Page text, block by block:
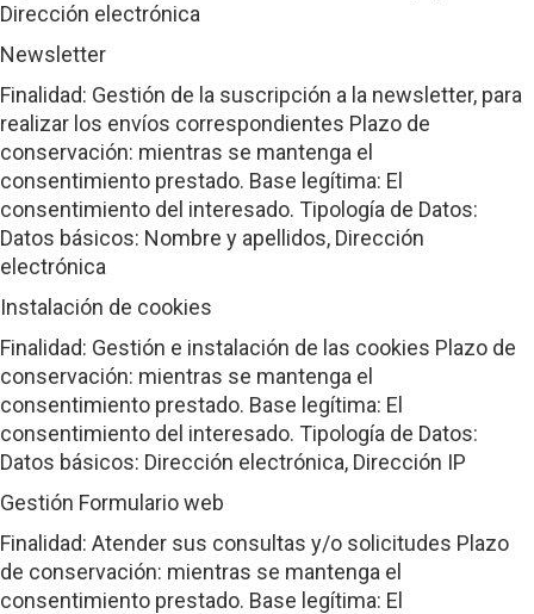
Dirección electrónica
Newsletter
Finalidad: Gestión de la suscripción a la newsletter, para
realizar los envíos correspondientes Plazo de
conservación: mientras se mantenga el
consentimiento prestado. Base legítima: El
consentimiento del interesado. Tipología de Datos:
Datos básicos: Nombre y apellidos, Dirección
electrónica
Instalación de cookies
Finalidad: Gestión e instalación de las cookies Plazo de
conservación: mientras se mantenga el
consentimiento prestado. Base legítima: El
consentimiento del interesado. Tipología de Datos:
Datos básicos: Dirección electrónica, Dirección IP
Gestión Formulario web
Finalidad: Atender sus consultas y/o solicitudes Plazo
de conservación: mientras se mantenga el
consentimiento prestado. Base legítima: El